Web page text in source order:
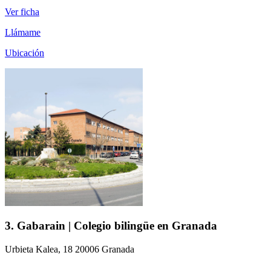
Ver ficha
Llámame
Ubicación
3. Gabarain | Colegio bilingüe en Granada
Urbieta Kalea, 18 20006 Granada